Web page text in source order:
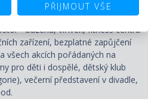
- bazénu, vířivek, fitness centra
zařízení, bezplatné zapůjčení
všech akcích pořádaných na
pro děti i dospělé, dětský klub
večerní představení v divadle,
PŘIJMOUT VŠE